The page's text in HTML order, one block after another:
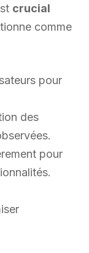
crucial
comme
pour
des
pour